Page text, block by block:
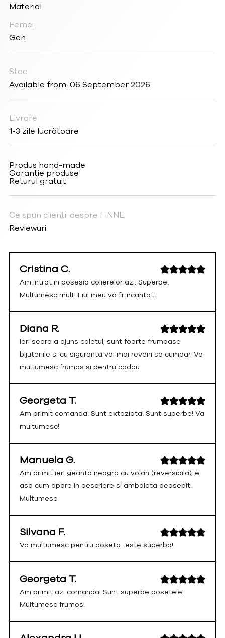
Material
Femei
Gen
Stoc
Available from: 06 September 2026
Livrare
1-3 zile lucrătoare
Produs hand-made
Garantie produse
Returul gratuit
Ce spun clienții despre FINNE
Reviewuri
Cristina C.
Am intrat in posesia colierelor azi. Superbe!
Multumesc mult! Fiul meu va fi incantat.
Diana R.
Ieri seara a ajuns coletul, sunt foarte frumoase
bijuteriile si cu siguranta voi mai reveni sa cumpar. Va
multumesc frumos si pentru cadou.
Georgeta T.
Am primit comanda! Sunt extaziata! Sunt superbe! Va
multumesc!
Manuela G.
Am primit ieri geanta neagra cu volan (reversibila), e
asa cum apare in descriere si ambalata deosebit.
Multumesc
Silvana F.
Va multumesc pentru poseta...este superba!
Georgeta T.
Am primit azi comanda! Sunt superbe posetele!
Multumesc frumos!